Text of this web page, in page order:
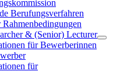
Berufungsverfahren
Rahmenbedingungen
& (Senior) Lecturer
für Bewerberinnen
für